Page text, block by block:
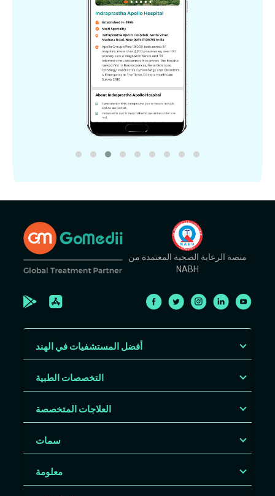
منصة الرعاية الصحية المعتمدة من
NABH
أفضل المستشفيات في الهند
التخصصات الطبية
العلاجات المتخصصة
سمات
معلومة